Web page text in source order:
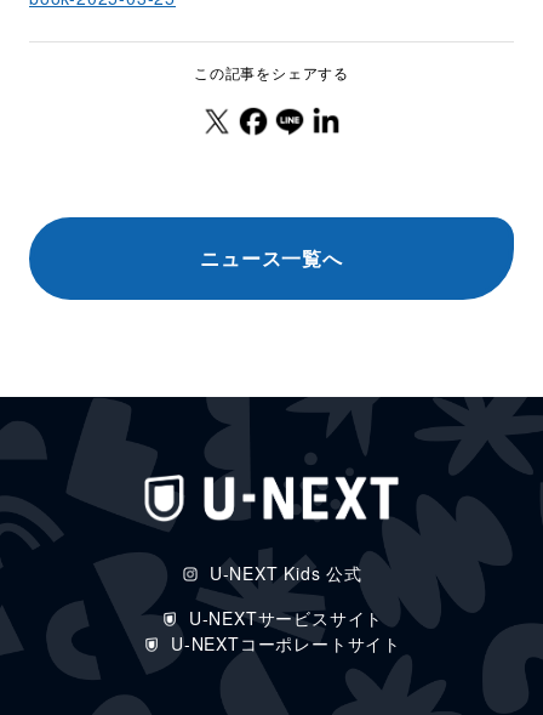
この記事をシェアする
ニュース一覧へ
U-NEXT Kids 公式
U-NEXTサービスサイト
U-NEXTコーポレートサイト